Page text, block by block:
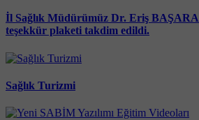
İl Sağlık Müdürümüz Dr. Eriş
teşekkür plaketi takdim edildi.
Sağlık Turizmi